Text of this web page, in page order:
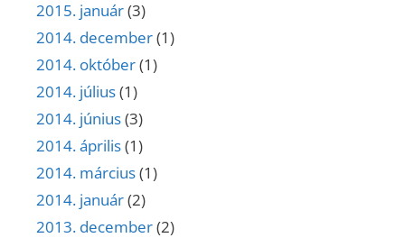
2015. január(3)
2014. december(1)
2014. október(1)
2014. július(1)
2014. június(3)
2014. április(1)
2014. március(1)
2014. január(2)
2013. december(2)